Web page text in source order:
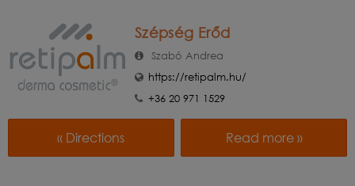
Szépség Erőd
Szabó Andrea
https://retipalm.hu/
+36 20 971 1529
« Directions Read more »